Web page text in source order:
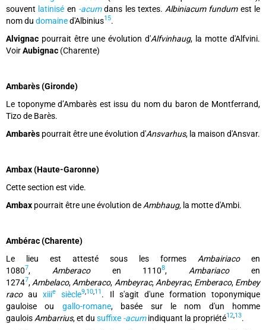
souvent latinisé en -acumdans les textes. Albiniacum fundumest le
nom du domained'Albinius15.
Alvignac pourrait être une évolution d'Alfvinhaug, la motte d'Alfvini.
VoirAubignac (Charente)
Ambarès (Gironde)
Le toponyme d’Ambarès est issu du nom du baron de Montferrand,
Tizo de Barès.
Ambarès pourrait être une évolution d'Ansvarhus, la maison d'Ansvar.
Ambax (Haute-Garonne)
Cette section est vide.
Ambax pourrait être une évolution de Ambhaug, la motte d'Ambi.
Ambérac (Charente)
Le lieu est attesté sous les formes Ambairiacoen
10807, Amberacoen 11108, Ambariacoen
12747, Ambelaco, Amberaco, Ambeyrac, Anbeyrac, Emberaco, Embey
racoauxiiie siècle9,10,11 . Il s'agit d'une formation toponymique
gauloise ou gallo-romane, basée sur le nom d'un homme
gaulois Ambarrius, et du suffixe -acumindiquant la propriété12,13.